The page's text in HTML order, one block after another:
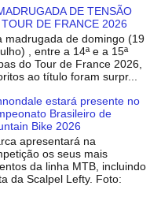
DE TENSÃO
DE FRANCE 2026
madrugada de domingo (19
, entre a 14ª e a 15ª
do Tour de France 2026,
ao título foram surpr...
estará presente no
Brasileiro de
Bike 2026
apresentará na
os seus mais
da linha MTB, incluindo
da Scalpel Lefty. Foto: